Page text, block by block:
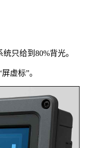
只给到80%背光。
虚标”。